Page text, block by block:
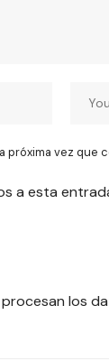
próxima vez que
a esta
los